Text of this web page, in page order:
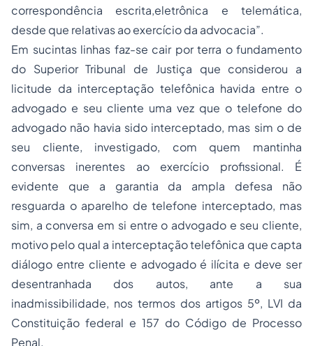
correspondência escrita,eletrônica e telemática,
desde que relativas ao exercício da advocacia”.
Em sucintas linhas faz-se cair por terra o fundamento
do Superior Tribunal de Justiça que considerou a
licitude da interceptação telefônica havida entre o
advogado e seu cliente uma vez que o telefone do
advogado não havia sido interceptado, mas sim o de
seu cliente, investigado, com quem mantinha
conversas inerentes ao exercício profissional. É
evidente que a garantia da ampla defesa não
resguarda o aparelho de telefone interceptado, mas
sim, a conversa em si entre o advogado e seu cliente,
motivo pelo qual a interceptação telefônica que capta
diálogo entre cliente e advogado é ilícita e deve ser
desentranhada dos autos, ante a sua
inadmissibilidade, nos termos dos artigos 5º, LVI da
Constituição federal e 157 do Código de Processo
Penal.